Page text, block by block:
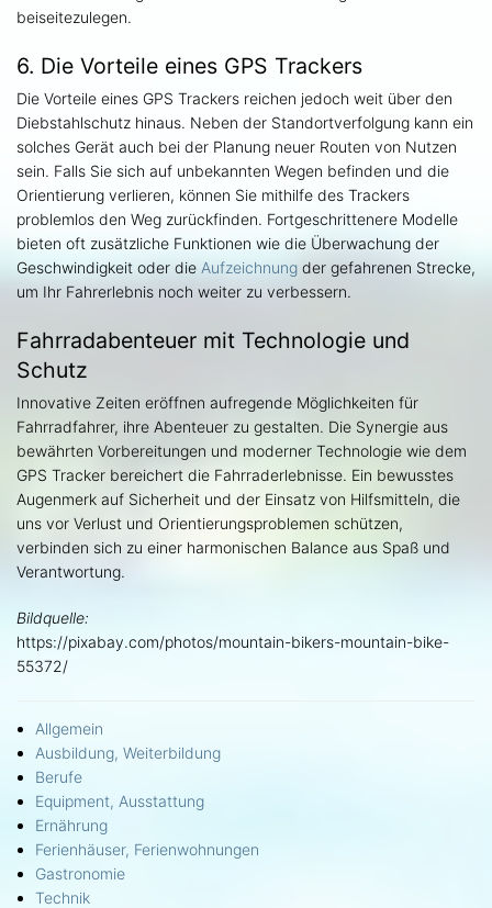
beiseitezulegen.
6. Die Vorteile eines GPS Trackers
Die Vorteile eines GPS Trackers reichen jedoch weit über den
Diebstahlschutz hinaus. Neben der Standortverfolgung kann ein
solches Gerät auch bei der Planung neuer Routen von Nutzen
sein. Falls Sie sich auf unbekannten Wegen befinden und die
Orientierung verlieren, können Sie mithilfe des Trackers
problemlos den Weg zurückfinden. Fortgeschrittenere Modelle
bieten oft zusätzliche Funktionen wie die Überwachung der
Geschwindigkeit oder die Aufzeichnung der gefahrenen Strecke,
um Ihr Fahrerlebnis noch weiter zu verbessern.
Fahrradabenteuer mit Technologie und
Schutz
Innovative Zeiten eröffnen aufregende Möglichkeiten für
Fahrradfahrer, ihre Abenteuer zu gestalten. Die Synergie aus
bewährten Vorbereitungen und moderner Technologie wie dem
GPS Tracker bereichert die Fahrraderlebnisse. Ein bewusstes
Augenmerk auf Sicherheit und der Einsatz von Hilfsmitteln, die
uns vor Verlust und Orientierungsproblemen schützen,
verbinden sich zu einer harmonischen Balance aus Spaß und
Verantwortung.
Bildquelle:
https://pixabay.com/photos/mountain-bikers-mountain-bike-
55372/
Allgemein
Ausbildung, Weiterbildung
Berufe
Equipment, Ausstattung
Ernährung
Ferienhäuser, Ferienwohnungen
Gastronomie
Technik